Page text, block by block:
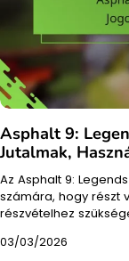
Asphalt 9:
Jutalmak,
Az Asphalt 9:
számára, hogy részt
részvételhez
03/03/2026